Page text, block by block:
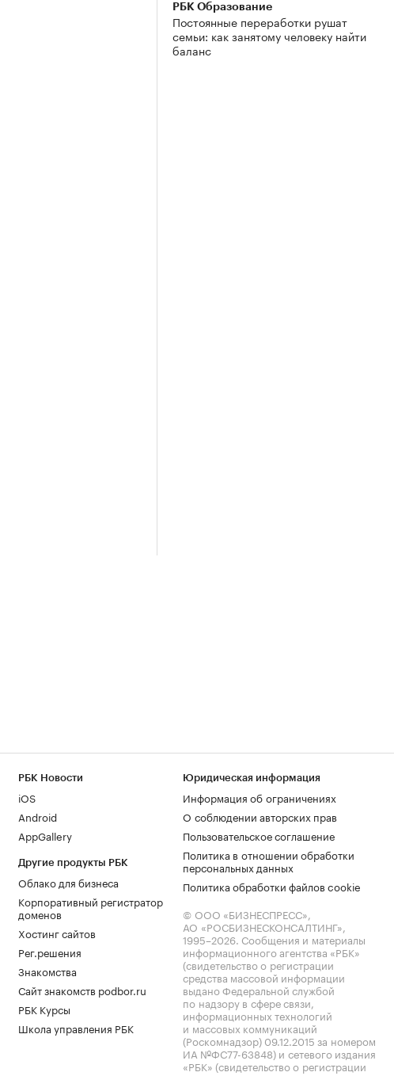
РБК Образование
Постоянные переработки рушат
семьи: как занятому человеку найти
баланс
РБК Новости
iOS
Android
AppGallery
Другие продукты РБК
Облако для бизнеса
Корпоративный регистратор
доменов
Хостинг сайтов
Рег.решения
Знакомства
Сайт знакомств podbor.ru
РБК Курсы
Школа управления РБК
Юридическая информация
Информация об ограничениях
О соблюдении авторских прав
Пользовательское соглашение
Политика в отношении обработки
персональных данных
Политика обработки файлов cookie
© ООО «БИЗНЕСПРЕСС»,
АО «РОСБИЗНЕСКОНСАЛТИНГ»,
1995–2026. Сообщения и материалы
информационного агентства «РБК»
(свидетельство о регистрации
средства массовой информации
выдано Федеральной службой
по надзору в сфере связи,
информационных технологий
и массовых коммуникаций
(Роскомнадзор) 09.12.2015 за номером
ИА №ФС77-63848) и сетевого издания
«РБК» (свидетельство о регистрации